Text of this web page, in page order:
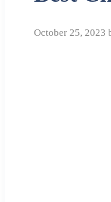
October 25, 2023